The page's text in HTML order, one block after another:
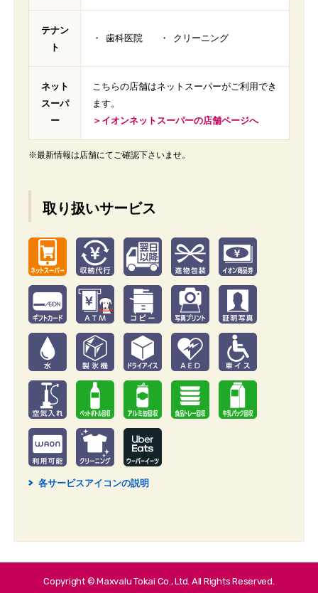
テナン
ト
歯科医院 クリーニング
ネット
スーパ
ー
こちらの店舗はネットスーパーがご利用でき
ます。
＞イオンネットスーパーの店舗ページへ
※最新情報は店舗にてご確認下さいませ。
取り扱いサービス
2 各サービスアイコンの説明
Copyright © Maxvalu Tokai Co., Ltd. All Rights Reserved.